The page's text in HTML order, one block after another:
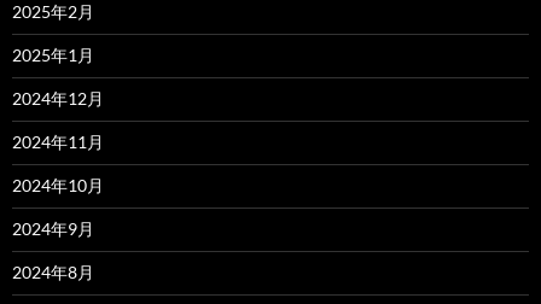
2025年2月
2025年1月
2024年12月
2024年11月
2024年10月
2024年9月
2024年8月